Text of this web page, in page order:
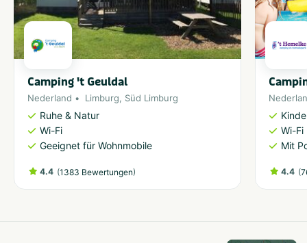
Camping 't Geuldal
Nederland Limburg, Süd Limburg
Ruhe & Natur
Wi-Fi
Geeignet für Wohnmobile
4.4 (1383 Bewertungen)
Wi-Fi
Mit
4.4 (